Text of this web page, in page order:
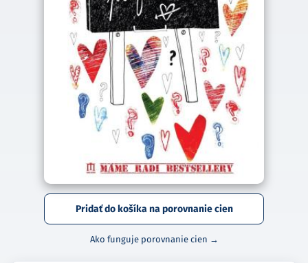
Pridať do košíka na porovnanie cien
Ako funguje porovnanie cien →